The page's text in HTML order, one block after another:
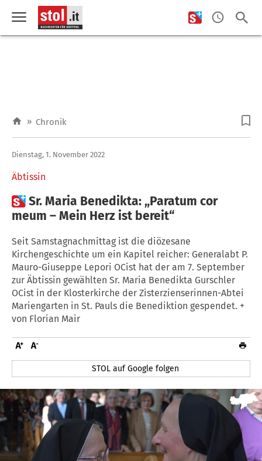
» Chronik
Äbtissin
Dienstag, 1. November 2022
Sr. Maria Benedikta: „Paratum cor
meum – Mein Herz ist bereit“
Seit Samstagnachmittag ist die diözesane
Kirchengeschichte um ein Kapitel reicher: Generalabt P.
Mauro-Giuseppe Lepori OCist hat der am 7. September
zur Äbtissin gewählten Sr. Maria Benedikta Gurschler
OCist in der Klosterkirche der Zisterzienserinnen-Abtei
Mariengarten in St. Pauls die Benediktion gespendet. +
von Florian Mair
STOL auf Google folgen